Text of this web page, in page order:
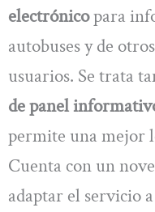
electrónicopara
autobuses y de
usuarios. Se trata
de panel
permite una mejor
Cuenta con un
adaptar el servicio